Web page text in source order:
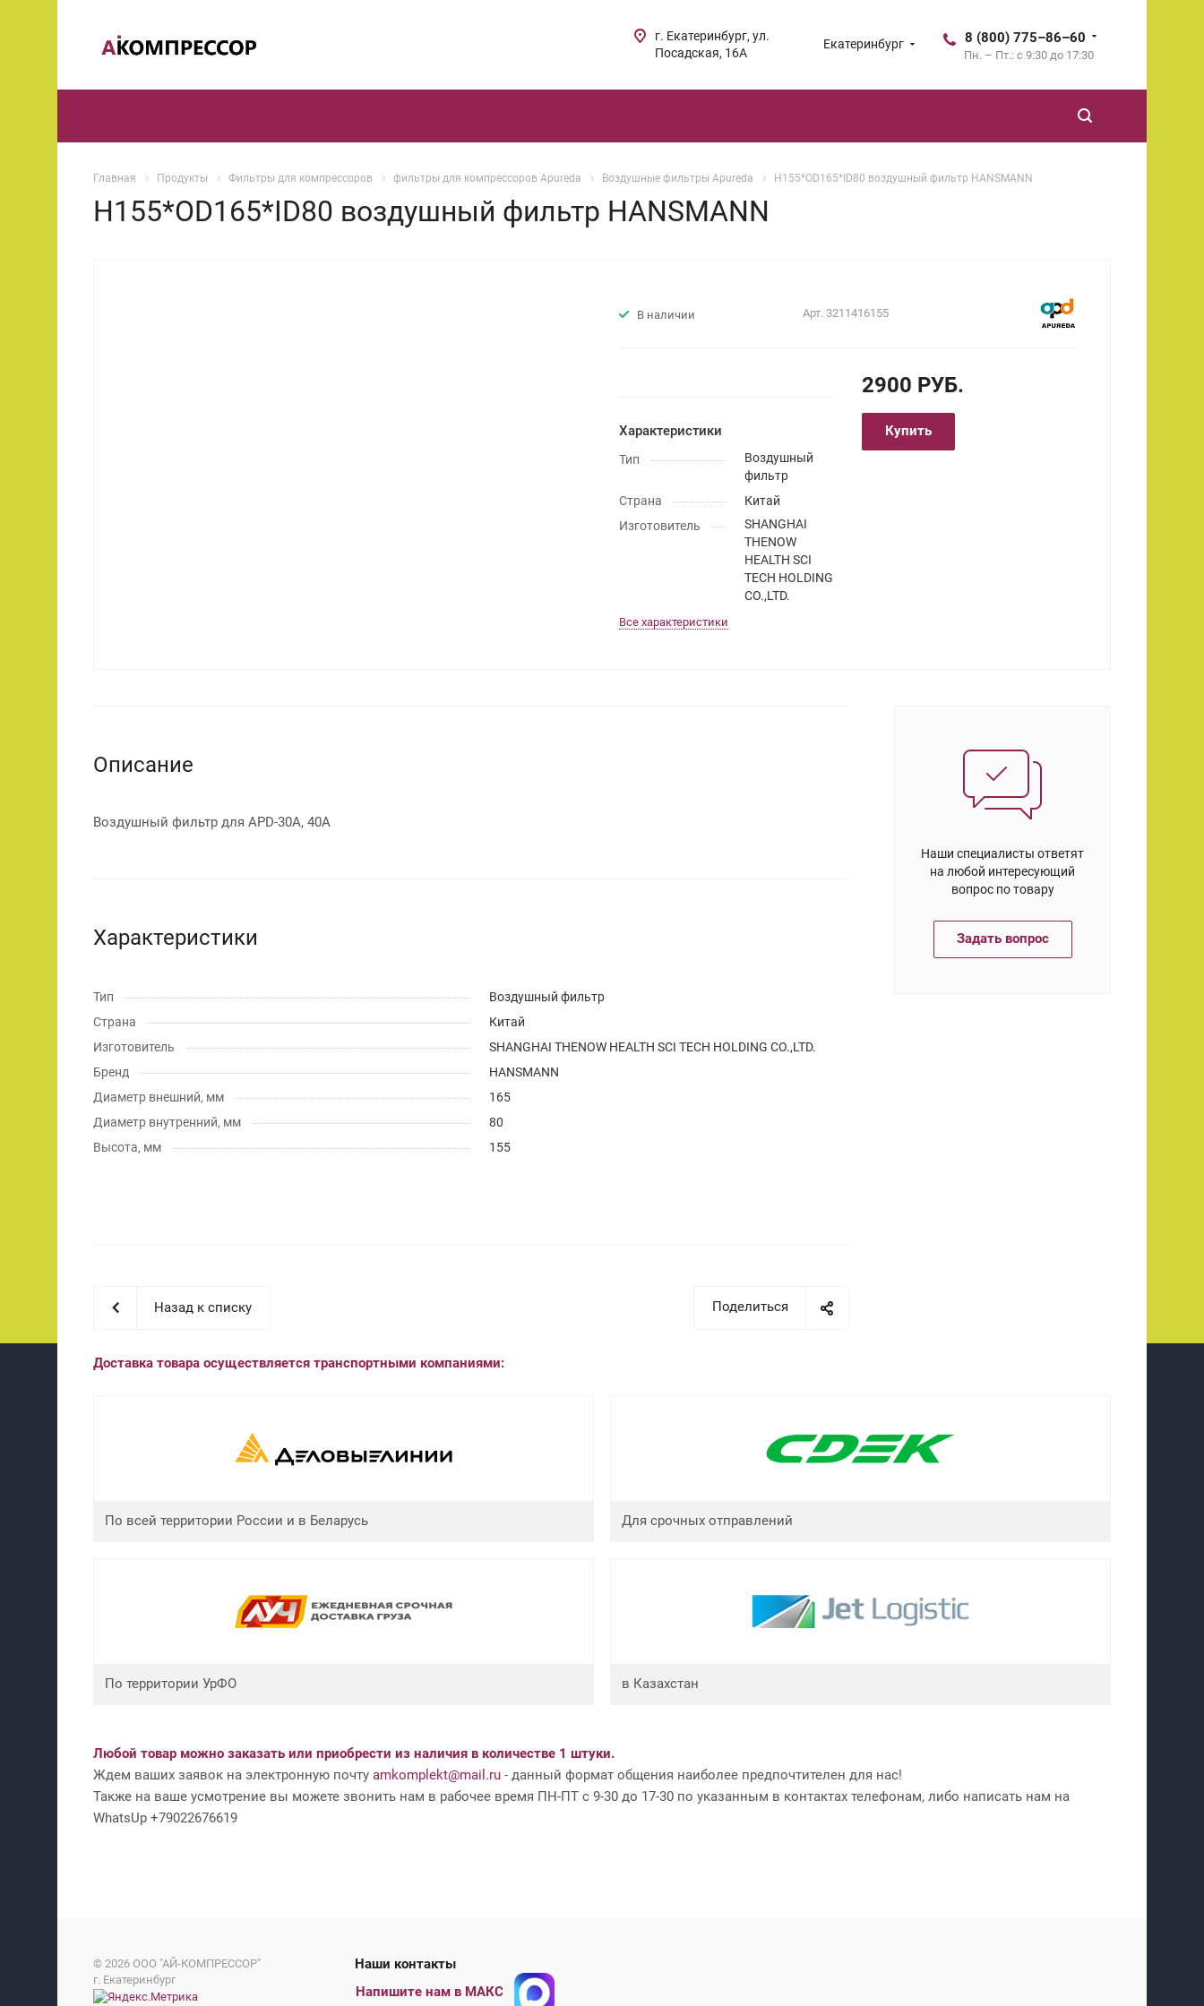
Екатеринбург 8 (800) 775–86–60
Пн. – Пт.: с 9:30 до 17:30
г. Екатеринбург, ул.
Посадская, 16А
Главная Продукты Фильтры для компрессоров фильтры для компрессоров Apureda Воздушные фильтры Apureda H155*OD165*ID80 воздушный фильтр HANSMANN
H155*OD165*ID80 воздушный фильтр HANSMANN
В наличии Арт. 3211416155
Характеристики
Тип
Воздушный
фильтр
Страна
Китай
Изготовитель
SHANGHAI
THENOW
HEALTH SCI
TECH HOLDING
CO.,LTD.
Все характеристики
2900 РУБ.
Купить
Описание
Воздушный фильтр для APD-30A, 40A
Характеристики
Тип
Воздушный фильтр
Страна
Китай
Изготовитель
SHANGHAI THENOW HEALTH SCI TECH HOLDING CO.,LTD.
Бренд
HANSMANN
Диаметр внешний, мм
165
Диаметр внутренний, мм
80
Высота, мм
155
Наши специалисты ответят
на любой интересующий
вопрос по товару
Задать вопрос
Поделиться
Назад к списку
Доставка товара осуществляется транспортными компаниями:
По всей территории России и в Беларусь Для срочных отправлений
По территории УрФО в Казахстан
Любой товар можно заказать или приобрести из наличия в количестве 1 штуки.
Ждем ваших заявок на электронную почту amkomplekt@mail.ru - данный формат общения наиболее предпочтителен для нас!
Также на ваше усмотрение вы можете звонить нам в рабочее время ПН-ПТ с 9-30 до 17-30 по указанным в контактах телефонам, либо написать нам на
WhatsUp +79022676619
© 2026 ООО "АЙ-КОМПРЕССОР"
г. Екатеринбург
Наши контакты
Напишите нам в МАКС